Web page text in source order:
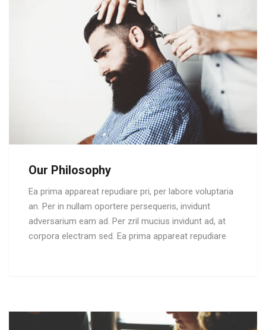
Our Philosophy
Ea prima appareat repudiare pri, per labore voluptaria
an. Per in nullam oportere persequeris, invidunt
adversarium eam ad. Per zril mucius invidunt ad, at
corpora electram sed. Ea prima appareat repudiare